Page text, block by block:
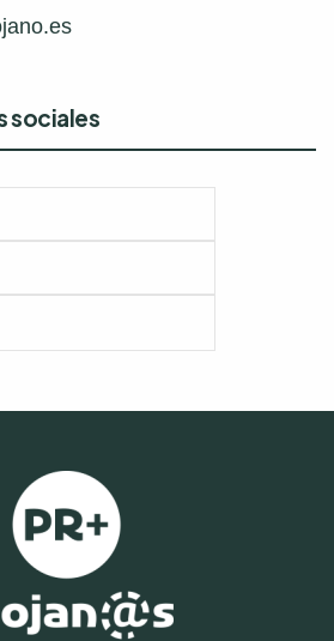
sociales